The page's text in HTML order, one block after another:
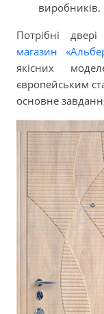
виробників.
Потрібні
магазин
якісних
європейським
основне